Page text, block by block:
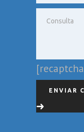
ENVIAR